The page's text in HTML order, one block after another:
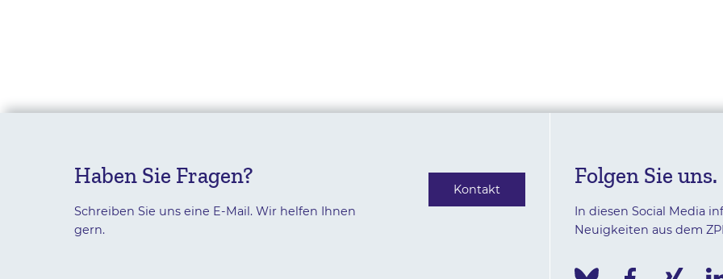
Haben Sie Fragen?
Schreiben Sie uns eine E-Mail. Wir helfen Ihnen
gern.
Kontakt
Folgen Sie uns.
In diesen Social Media
Neuigkeiten aus dem